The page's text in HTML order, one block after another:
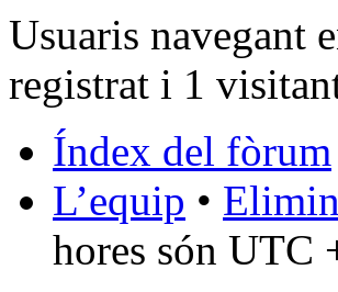
Usuaris navegant
registrat i 1
Índex del fòrum
L’equip •
hores són UTC